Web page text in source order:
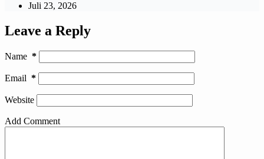
Juli 23, 2026
Leave a Reply
Name *
Email *
Website
Add Comment